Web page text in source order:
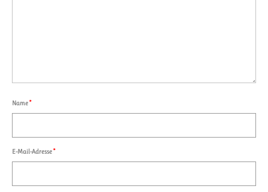
Name*
E-Mail-Adresse*